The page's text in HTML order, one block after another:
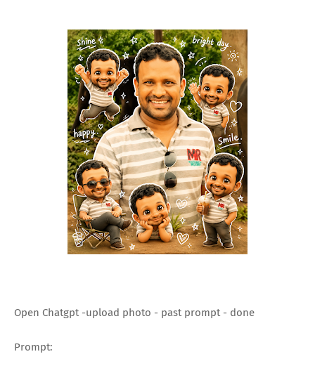
Open Chatgpt -upload photo - past prompt - done
Prompt: